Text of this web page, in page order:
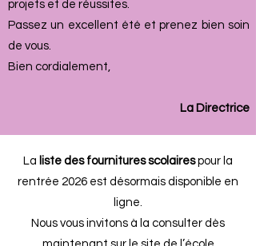
projets et de réussites.
Passez un excellent été et prenez bien soin
de vous.
Bien cordialement,
La Directrice
La liste des fournitures scolairespour la
rentrée 2026 est désormais disponible en
ligne.
Nous vous invitons à la consulter dès